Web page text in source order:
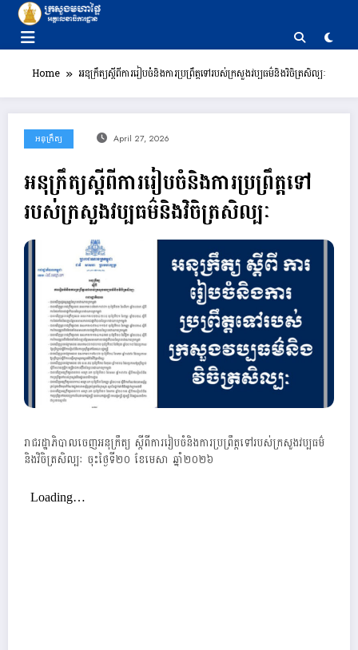
content
Home អនុក្រឹត្យស្តីពីការរៀបចំនិងការប្រព្រឹត្តទៅរបស់ក្រសួងវប្បធម៌និងវិចិត្រសិល្បៈ
អនុក្រឹត្យ April 27, 2026
អនុក្រឹត្យស្តីពីការរៀបចំនិងការប្រព្រឹត្តទៅ
របស់ក្រសួងវប្បធម៌និងវិចិត្រសិល្បៈ
រាជរដ្ឋាភិបាលចេញអនុក្រឹត្យ ស្តីពីការរៀបចំនិងការប្រព្រឹត្តទៅរបស់ក្រសួងវប្បធម៌
និងវិចិត្រសិល្បៈ ចុះថ្ងៃទី២០ ខែមេសា ឆ្នាំ២០២៦